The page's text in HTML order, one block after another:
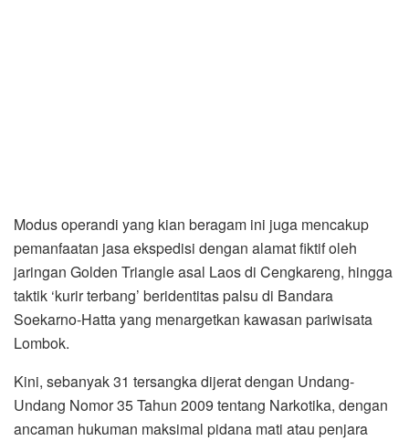
Modus operandi yang kian beragam ini juga mencakup
pemanfaatan jasa ekspedisi dengan alamat fiktif oleh
jaringan Golden Triangle asal Laos di Cengkareng, hingga
taktik ‘kurir terbang’ beridentitas palsu di Bandara
Soekarno-Hatta yang menargetkan kawasan pariwisata
Lombok.
Kini, sebanyak 31 tersangka dijerat dengan Undang-
Undang Nomor 35 Tahun 2009 tentang Narkotika, dengan
ancaman hukuman maksimal pidana mati atau penjara